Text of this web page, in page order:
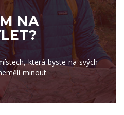
NA
která byste na svých
minout.